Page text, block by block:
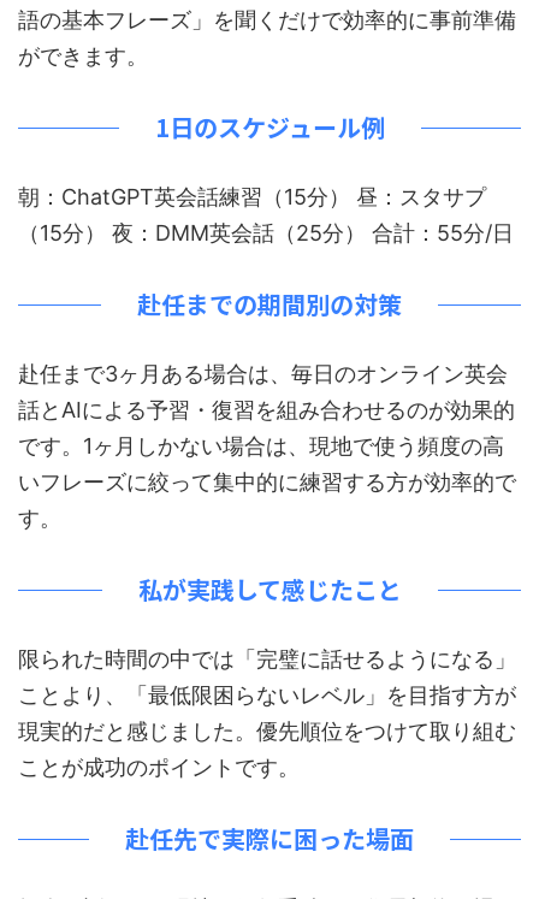
語の基本フレーズ」を聞くだけで効率的に事前準備
ができます。
1日のスケジュール例
朝：ChatGPT英会話練習（15分） 昼：スタサプ
（15分） 夜：DMM英会話（25分） 合計：55分/日
赴任までの期間別の対策
赴任まで3ヶ月ある場合は、毎日のオンライン英会
話とAIによる予習・復習を組み合わせるのが効果的
です。1ヶ月しかない場合は、現地で使う頻度の高
いフレーズに絞って集中的に練習する方が効率的で
す。
私が実践して感じたこと
限られた時間の中では「完璧に話せるようになる」
ことより、「最低限困らないレベル」を目指す方が
現実的だと感じました。優先順位をつけて取り組む
ことが成功のポイントです。
赴任先で実際に困った場面